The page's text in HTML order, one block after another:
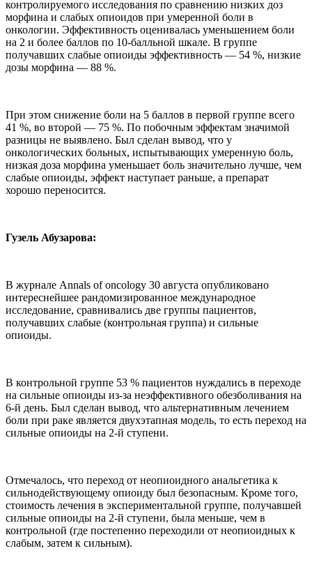
контролируемого исследования по сравнению низких доз
морфина и слабых опиоидов при умеренной боли в
онкологии. Эффективность оценивалась уменьшением боли
на 2 и более баллов по 10-балльной шкале. В группе
получавших слабые опиоиды эффективность — 54 %, низкие
дозы морфина — 88 %.
При этом снижение боли на 5 баллов в первой группе всего
41 %, во второй — 75 %. По побочным эффектам значимой
разницы не выявлено. Был сделан вывод, что у
онкологических больных, испытывающих умеренную боль,
низкая доза морфина уменьшает боль значительно лучше, чем
слабые опиоиды, эффект наступает раньше, а препарат
хорошо переносится.
Гузель Абузарова:
В журнале Annals of oncology 30 августа опубликовано
интереснейшее рандомизированное международное
исследование, сравнивались две группы пациентов,
получавших слабые (контрольная группа) и сильные
опиоиды.
В контрольной группе 53 % пациентов нуждались в переходе
на сильные опиоиды из-за неэффективного обезболивания на
6-й день. Был сделан вывод, что альтернативным лечением
боли при раке является двухэтапная модель, то есть переход на
сильные опиоиды на 2-й ступени.
Отмечалось, что переход от неопиоидного анальгетика к
сильнодействующему опиоиду был безопасным. Кроме того,
стоимость лечения в экспериментальной группе, получавшей
сильные опиоиды на 2-й ступени, была меньше, чем в
контрольной (где постепенно переходили от неопиоидных к
слабым, затем к сильным).